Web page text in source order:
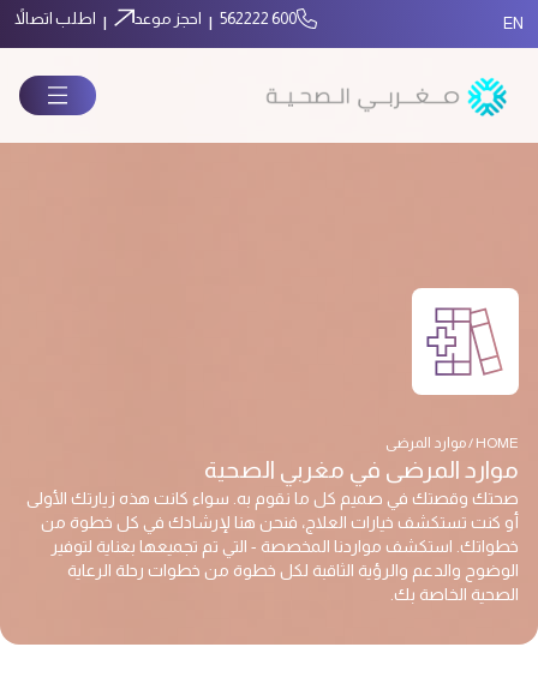
EN
600 562222
| احجز موعد | اطلب اتصالاً
HOME / موارد المرضى
موارد المرضى في مغربي الصحية
صحتك وقصتك في صميم كل ما نقوم به. سواء كانت هذه زيارتك الأولى
أو كنت تستكشف خيارات العلاج، فنحن هنا لإرشادك في كل خطوة من
خطواتك. استكشف مواردنا المخصصة - التي تم تجميعها بعناية لتوفير
الوضوح والدعم والرؤية الثاقبة لكل خطوة من خطوات رحلة الرعاية
الصحية الخاصة بك.